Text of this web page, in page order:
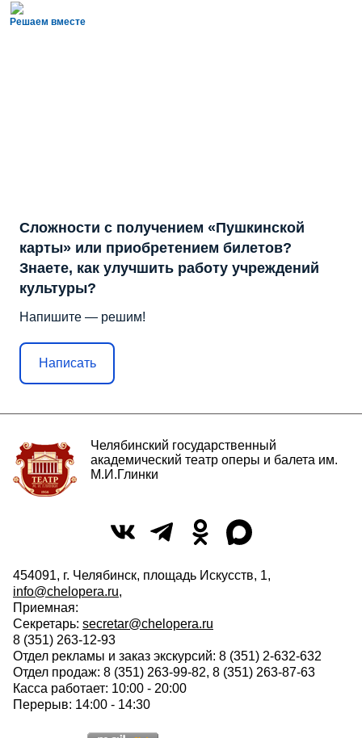
Решаем вместе
Сложности с получением «Пушкинской
карты» или приобретением билетов?
Знаете, как улучшить работу учреждений
культуры?
Напишите — решим!
Написать
Челябинский государственный
академический театр оперы и балета им.
М.И.Глинки
454091, г. Челябинск, площадь Искусств, 1,
info@chelopera.ru,
Приемная:
Секретарь: secretar@chelopera.ru
8 (351) 263-12-93
Отдел рекламы и заказ экскурсий: 8 (351) 2-632-632
Отдел продаж: 8 (351) 263-99-82, 8 (351) 263-87-63
Касса работает: 10:00 - 20:00
Перерыв: 14:00 - 14:30